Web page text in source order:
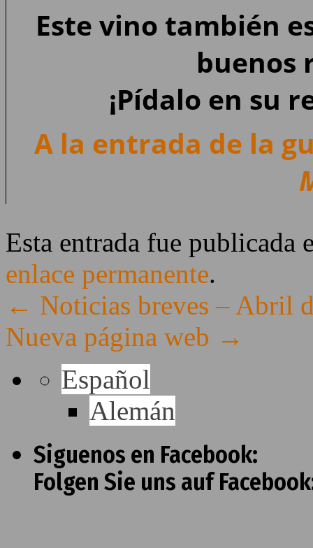
Este vino también
buenos
¡Pídalo en su
A la entrada de la
Esta entrada fue publicada
enlace permanente.
← Noticias breves – Abril
Nueva página web →
Español
Alemán
Siguenos en Facebook:
Folgen Sie uns auf